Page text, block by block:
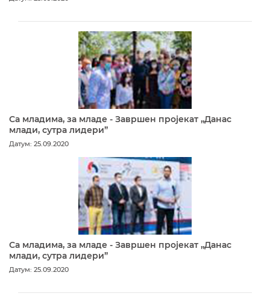
Са младима, за младе - Завршен пројекат „Данас
млади, сутра лидери”
Датум: 25.09.2020
Са младима, за младе - Завршен пројекат „Данас
млади, сутра лидери”
Датум: 25.09.2020